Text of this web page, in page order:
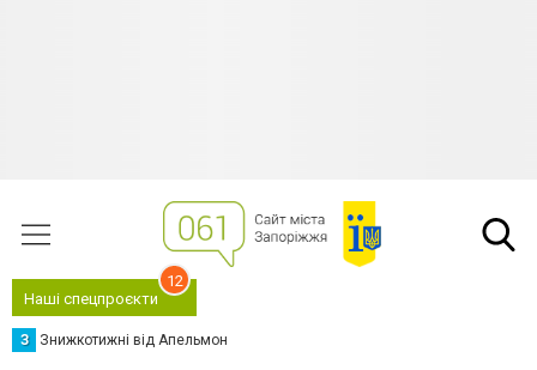
Наші спецпроєкти
12
З Знижкотижні від Апельмон